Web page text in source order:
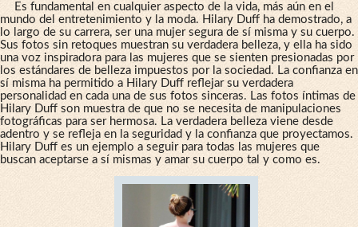
Es fundamental en cualquier aspecto de la vida, más aún en el
mundo del entretenimiento y la moda. Hilary Duff ha demostrado, a
lo largo de su carrera, ser una mujer segura de sí misma y su cuerpo.
Sus fotos sin retoques muestran su verdadera belleza, y ella ha sido
una voz inspiradora para las mujeres que se sienten presionadas por
los estándares de belleza impuestos por la sociedad. La confianza en
sí misma ha permitido a Hilary Duff reflejar su verdadera
personalidad en cada una de sus fotos sinceras. Las fotos íntimas de
Hilary Duff son muestra de que no se necesita de manipulaciones
fotográficas para ser hermosa. La verdadera belleza viene desde
adentro y se refleja en la seguridad y la confianza que proyectamos.
Hilary Duff es un ejemplo a seguir para todas las mujeres que
buscan aceptarse a sí mismas y amar su cuerpo tal y como es.